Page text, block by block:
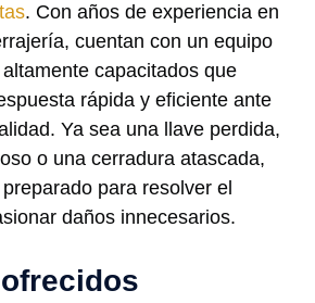
. Con años de experiencia en
cuentan con un equipo
capacitados que
rápida y eficiente ante
Ya sea una llave perdida,
o una cerradura atascada,
para resolver el
daños innecesarios.